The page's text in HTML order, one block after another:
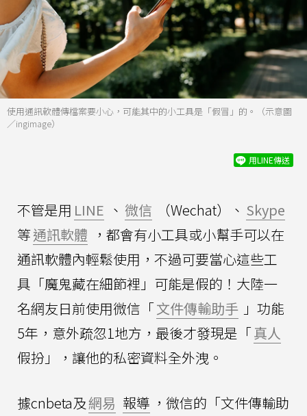
使用通訊軟體傳檔案要小心，可能其中的小工具是「假冒」的。（示意圖
／ingimage）
用LINE傳送
不管是用 LINE 、 微信 （Wechat）、 Skype
等通訊軟體 ，都會有小工具或小幫手可以在
通訊軟體內輕鬆使用，不過可要當心這些工
具「魔鬼藏在細節裡」可能是假的！大陸一
名網友日前使用微信「文件傳輸助手 」功能
5年，意外疏忽1地方，最後才發現是「真人
假扮」，讓他的私密資料全外洩。
據cnbeta及網易 報導 ，微信的「文件傳輸助